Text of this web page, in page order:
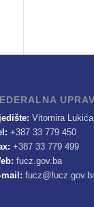
Vitomira
+387 33 779 450
+387 33 779 499
fucz.gov.ba
mail: